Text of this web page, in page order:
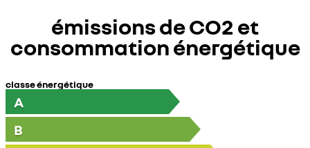
émissions de CO2 et
consommation énergétique
classe énergétique
A
B